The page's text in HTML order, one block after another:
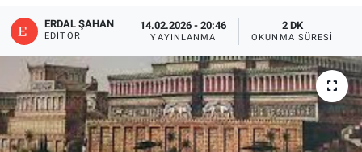
ERDAL ŞAHAN
EDITÖR
14.02.2026 - 20:46
YAYINLANMA
2 DK
OKUNMA SÜRESI